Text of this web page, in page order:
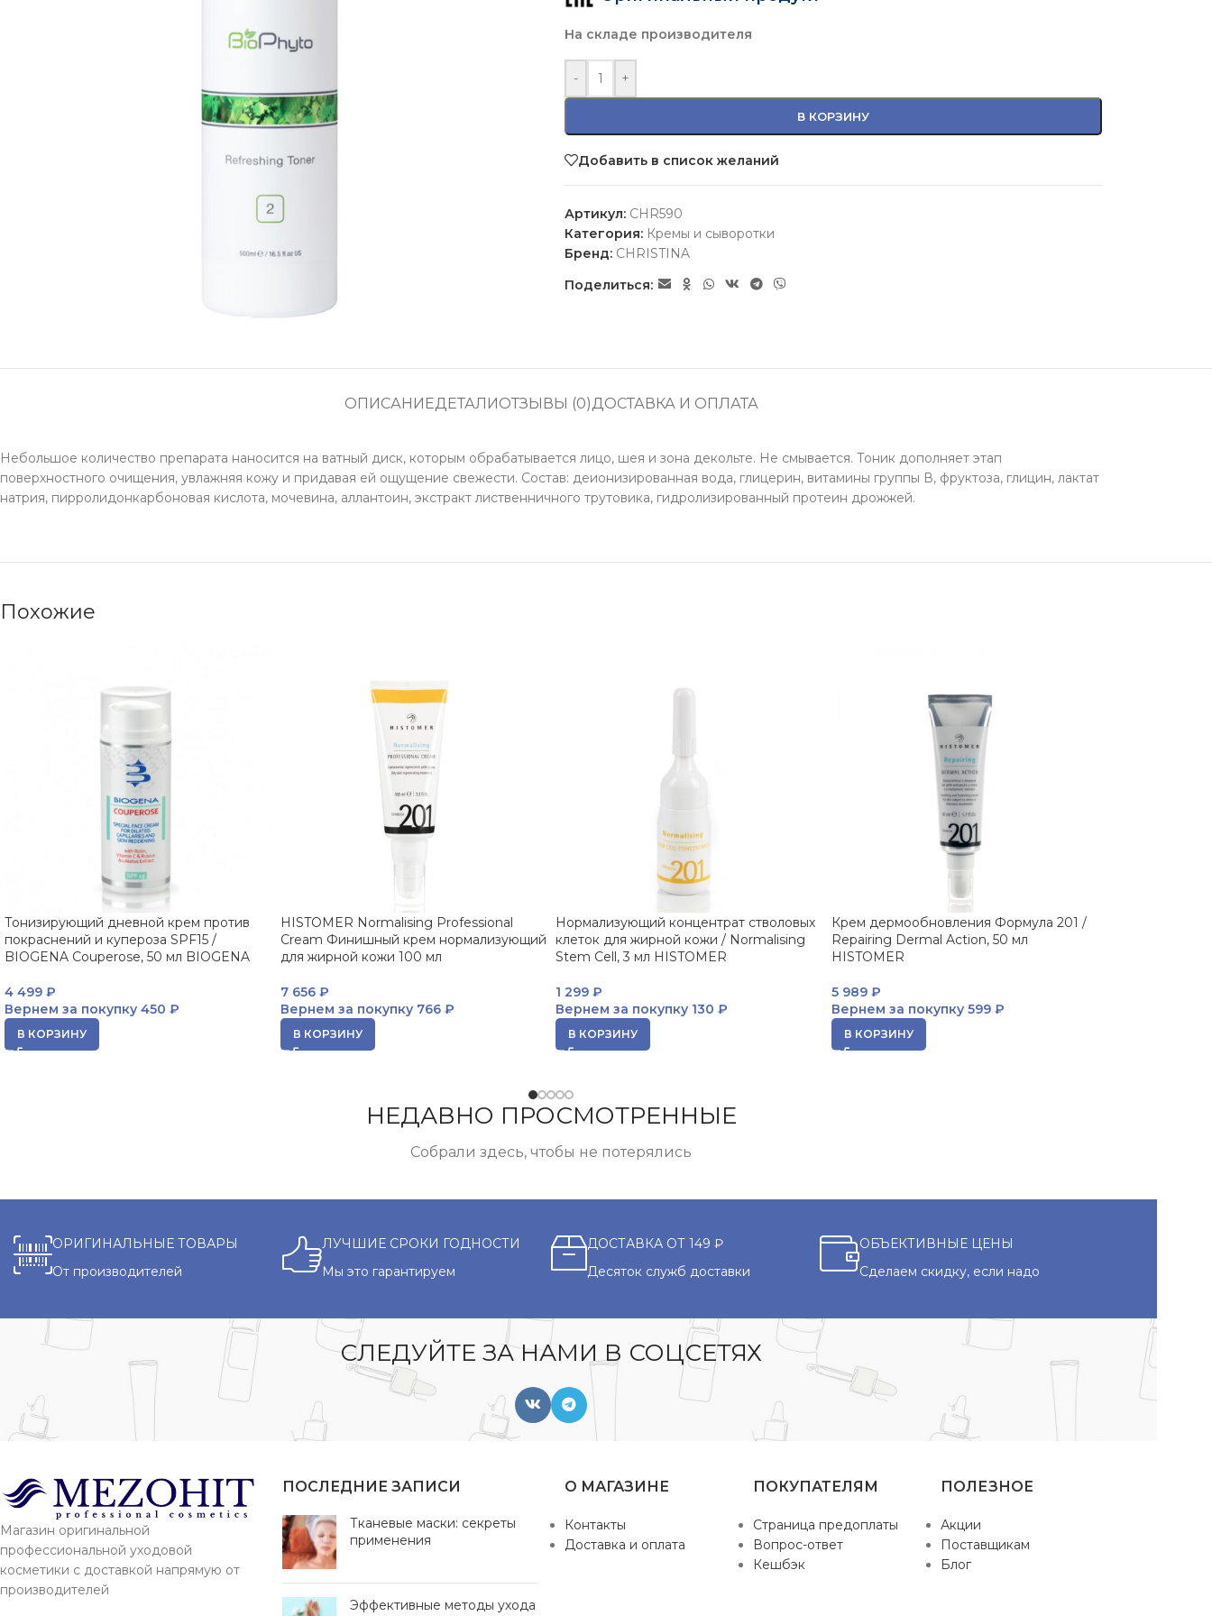
На складе производителя
- +
В КОРЗИНУ
Добавить в список желаний
Артикул: CHR590
Категория: Кремы и сыворотки
Бренд: CHRISTINA
Поделиться:
ОПИСАНИЕДЕТАЛИОТЗЫВЫ (0)ДОСТАВКА И ОПЛАТА
Небольшое количество препарата наносится на ватный диск, которым обрабатывается лицо, шея и зона декольте. Не смывается. Тоник дополняет этап
поверхностного очищения, увлажняя кожу и придавая ей ощущение свежести. Состав: деионизированная вода, глицерин, витамины группы В, фруктоза, глицин, лактат
натрия, пирролидонкарбоновая кислота, мочевина, аллантоин, экстракт лиственничного трутовика, гидролизированный протеин дрожжей.
Похожие
Тонизирующий дневной крем против
покраснений и купероза SPF15 /
BIOGENA Couperose, 50 мл BIOGENA
4 499 ₽
Вернем за покупку 450 ₽
В КОРЗИНУ
HISTOMER Normalising Professional
Cream Финишный крем нормализующий
для жирной кожи 100 мл
7 656 ₽
Вернем за покупку766 ₽
В КОРЗИНУ
Нормализующий концентрат стволовых
клеток для жирной кожи / Normalising
Stem Cell, 3 мл HISTOMER
1 299 ₽
Вернем за покупку 130 ₽
В КОРЗИНУ
Крем дермообновления Формула 201 /
Repairing Dermal Action, 50 мл
HISTOMER
5 989 ₽
Вернем за покупку599 ₽
В КОРЗИНУ
НЕДАВНО ПРОСМОТРЕННЫЕ
Собрали здесь, чтобы не потерялись
ОРИГИНАЛЬНЫЕ ТОВАРЫ
От производителей
ЛУЧШИЕ СРОКИ ГОДНОСТИ
Мы это гарантируем
ДОСТАВКА ОТ 149 ₽
Десяток служб доставки
ОБЪЕКТИВНЫЕ ЦЕНЫ
Сделаем скидку, если надо
СЛЕДУЙТЕ ЗА НАМИ В СОЦСЕТЯХ
Магазин оригинальной
профессиональной уходовой
косметики с доставкой напрямую от
производителей
ПОСЛЕДНИЕ ЗАПИСИ
Тканевые маски: секреты
применения
Эффективные методы ухода
О МАГАЗИНЕ
Контакты
Доставка и оплата
ПОКУПАТЕЛЯМ
Страница предоплаты
Вопрос-ответ
Кешбэк
ПОЛЕЗНОЕ
Акции
Поставщикам
Блог